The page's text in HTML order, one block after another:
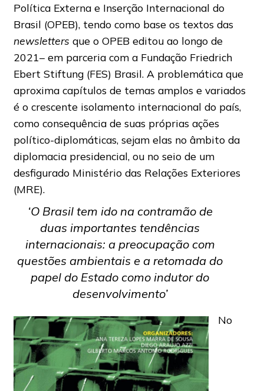
Política Externa e Inserção Internacional do
Brasil (OPEB), tendo como base os textos das
newsletters que o OPEB editou ao longo de
2021– em parceria com a Fundação Friedrich
Ebert Stiftung (FES) Brasil. A problemática que
aproxima capítulos de temas amplos e variados
é o crescente isolamento internacional do país,
como consequência de suas próprias ações
político-diplomáticas, sejam elas no âmbito da
diplomacia presidencial, ou no seio de um
desfigurado Ministério das Relações Exteriores
(MRE).
‘O Brasil tem ido na contramão de
duas importantes tendências
internacionais: a preocupação com
questões ambientais e a retomada do
papel do Estado como indutor do
desenvolvimento’
No